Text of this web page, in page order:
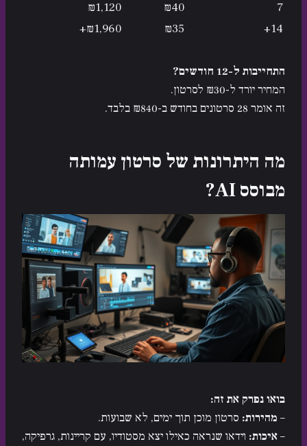
7
₪40
₪1,120
14+
₪35
₪1,960+
התחייבות ל-12 חודשים?
המחיר יורד ל-₪30 לסרטון.
זה אומר 28 סרטונים בחודש ב-₪840 בלבד.
מה היתרונות של סרטון עמותה
מבוסס AI?
בואו נפרק את זה:
– מהירות: סרטון מוכן תוך ימים, לא שבועות.
–איכות: וידאו שנראה כאילו יצא מסטודיו, עם קריינות, גרפיקה,